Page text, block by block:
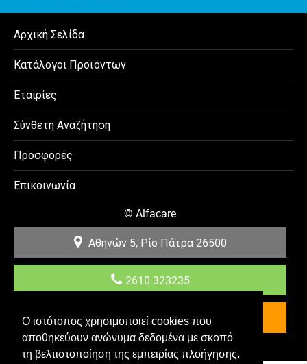
Ο ιστότοπος χρησιμοποιεί cookies που
αποθηκεύουν ανώνυμα δεδομένα με σκοπό
τη βελτιστοποίηση της εμπειρίας πλοήγησης.
Αρχική Σελίδα
Κατάλογοι Προϊόντων
Εταιρίες
Σύνθετη Αναζήτηση
Προσφορές
Επικοινωνία
© Alfacare
Αθηνών 5, Ρίο Πάτρα 26500
2610 323235
Επικοινωνία
Κατασκευή & Προώθηση E-shop YES Internet